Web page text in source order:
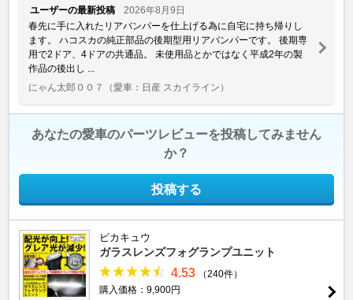
ユーザーの最新投稿
2026年8月9日
春先に手に入れたリアバンパーを仕上げる為に自宅に持ち帰りし
ます。 ハコスカの純正部品の後期型用リアバンパーです。 後期専
用で2ドア、4ドアの共通品。 未使用品とかではなく平成2年の製
作品の後出し ...
にゃん太郎００７
（愛車：日産 スカイライン）
あなたの愛車のパーツレビューを投稿してみません
か？
投稿する
ピカキュウ
ガラスレンズフォグランプユニット
4.53
（240件）
購入価格：9,900円